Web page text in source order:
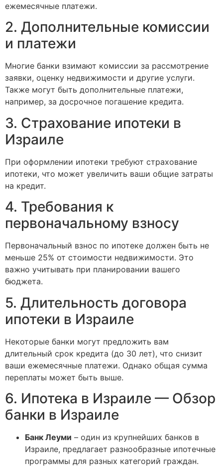
ежемесячные платежи.
2. Дополнительные комиссии
и платежи
Многие банки взимают комиссии за рассмотрение
заявки, оценку недвижимости и другие услуги.
Также могут быть дополнительные платежи,
например, за досрочное погашение кредита.
3. Страхование ипотеки в
Израиле
При оформлении ипотеки требуют страхование
ипотеки, что может увеличить ваши общие затраты
на кредит.
4. Требования к
первоначальному взносу
Первоначальный взнос по ипотеке должен быть не
меньше 25% от стоимости недвижимости. Это
важно учитывать при планировании вашего
бюджета.
5. Длительность договора
ипотеки в Израиле
Некоторые банки могут предложить вам
длительный срок кредита (до 30 лет), что снизит
ваши ежемесячные платежи. Однако общая сумма
переплаты может быть выше.
6. Ипотека в Израиле — Обзор
банки в Израиле
Банк Леуми – один из крупнейших банков в
Израиле, предлагает разнообразные ипотечные
программы для разных категорий граждан.